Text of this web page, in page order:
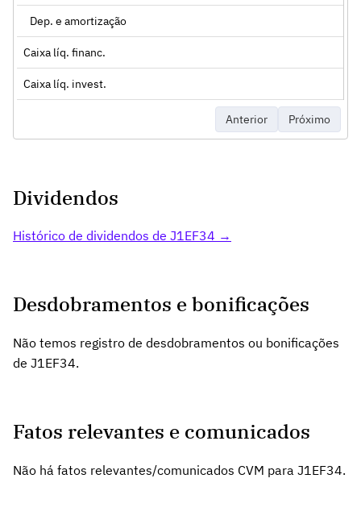
Dep. e amortização
Caixa líq. financ.
Caixa líq. invest.
Anterior Próximo
Dividendos
Histórico de dividendos de J1EF34 →
Desdobramentos e bonificações
Não temos registro de desdobramentos ou bonificações
de J1EF34.
Fatos relevantes e comunicados
Não há fatos relevantes/comunicados CVM para J1EF34.